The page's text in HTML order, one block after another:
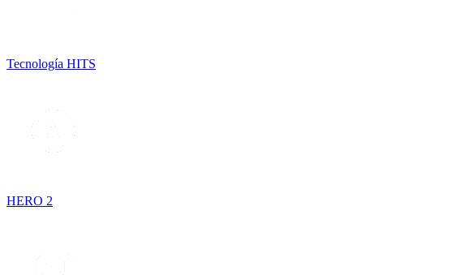
Tecnología HITS
HERO 2